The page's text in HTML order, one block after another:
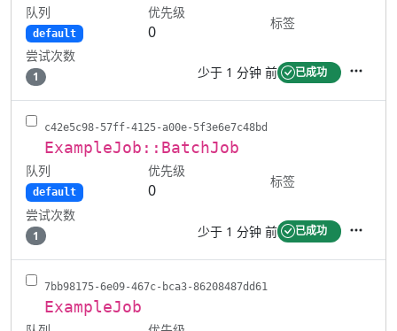
队列
default
优先级
0
标签
尝试次数
1 少于 1 分钟 前 已成功
c42e5c98-57ff-4125-a00e-5f3e6e7c48bd
ExampleJob::BatchJob
队列
default
优先级
0
标签
尝试次数
1 少于 1 分钟 前 已成功
7bb98175-6e09-467c-bca3-86208487dd61
ExampleJob